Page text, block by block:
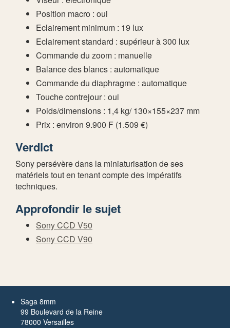
Position macro : oui
Eclairement minimum : 19 lux
Eclairement standard : supérieur à 300 lux
Commande du zoom : manuelle
Balance des blancs : automatique
Commande du diaphragme : automatique
Touche contrejour : oui
Poids/dimensions : 1,4 kg/ 130×155×237 mm
Prix : environ 9.900 F (1.509 €)
Verdict
Sony persévère dans la miniaturisation de ses
matériels tout en tenant compte des impératifs
techniques.
Approfondir le sujet
Sony CCD V50
Sony CCD V90
Saga 8mm
99 Boulevard de la Reine
78000 Versailles